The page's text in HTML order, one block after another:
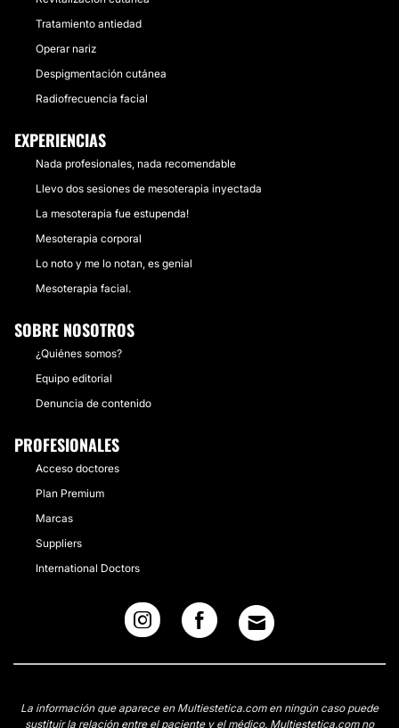
Tratamiento antiedad
Operar nariz
Despigmentación cutánea
Radiofrecuencia facial
EXPERIENCIAS
Nada profesionales, nada recomendable
Llevo dos sesiones de mesoterapia inyectada
La mesoterapia fue estupenda!
Mesoterapia corporal
Lo noto y me lo notan, es genial
Mesoterapia facial.
SOBRE NOSOTROS
¿Quiénes somos?
Equipo editorial
Denuncia de contenido
PROFESIONALES
Acceso doctores
Plan Premium
Marcas
Suppliers
International Doctors
La información que aparece en Multiestetica.com en ningún caso puede
sustituir la relación entre el paciente y el médico. Multiestetica.com no